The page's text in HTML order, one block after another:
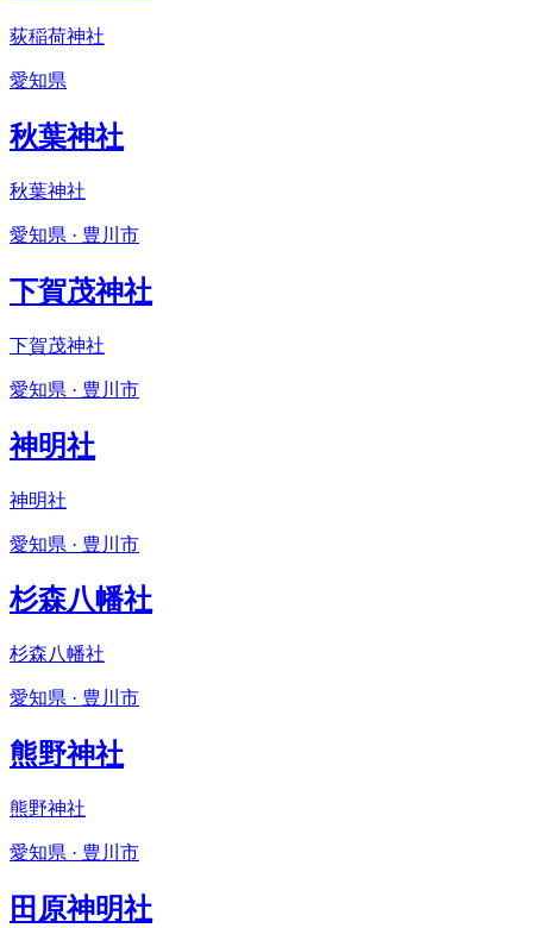
荻稲荷神社
愛知県
秋葉神社
秋葉神社
愛知県 · 豊川市
下賀茂神社
下賀茂神社
愛知県 · 豊川市
神明社
神明社
愛知県 · 豊川市
杉森八幡社
杉森八幡社
愛知県 · 豊川市
熊野神社
熊野神社
愛知県 · 豊川市
田原神明社